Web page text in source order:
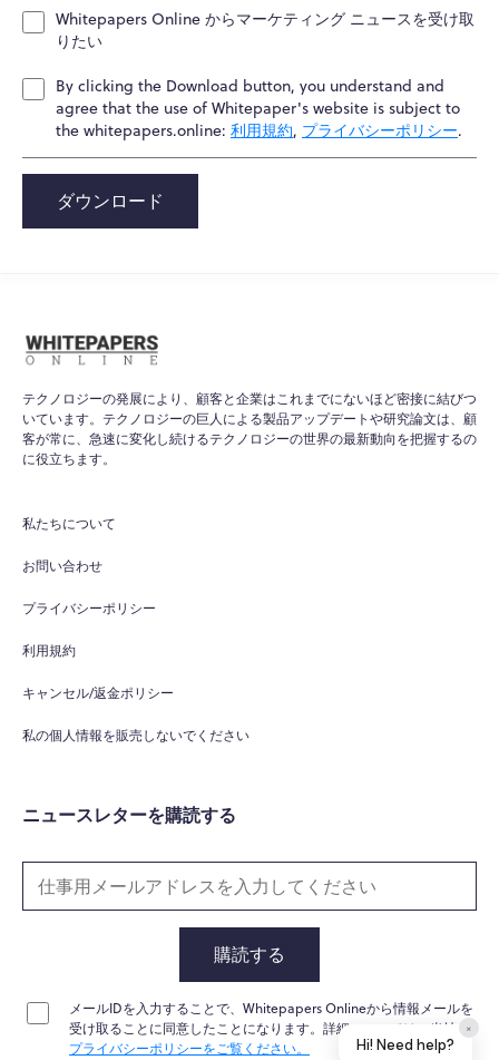
Whitepapers Online からマーケティング ニュースを受け取
りたい
By clicking the Download button, you understand and
agree that the use of Whitepaper's website is subject to
the whitepapers.online: 利用規約, プライバシーポリシー.
ダウンロード
テクノロジーの発展により、顧客と企業はこれまでにないほど密接に結びつ
いています。テクノロジーの巨人による製品アップデートや研究論文は、顧
客が常に、急速に変化し続けるテクノロジーの世界の最新動向を把握するの
に役立ちます。
私たちについて
お問い合わせ
プライバシーポリシー
利用規約
キャンセル/返金ポリシー
私の個人情報を販売しないでください
ニュースレターを購読する
購読する
メールIDを入力することで、Whitepapers Onlineから情報メールを
受け取ることに同意したことになります。詳細については、当社の
プライバシーポリシーをご覧ください。
Hi! Need help?
×